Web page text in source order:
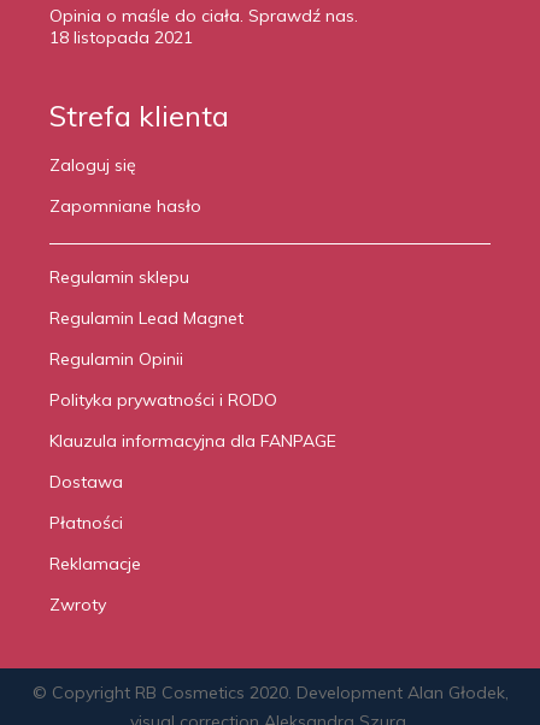
Opinia o maśle do ciała. Sprawdź nas.
18 listopada 2021
Strefa klienta
Zaloguj się
Zapomniane hasło
Regulamin sklepu
Regulamin Lead Magnet
Regulamin Opinii
Polityka prywatności i RODO
Klauzula informacyjna dla FANPAGE
Dostawa
Płatności
Reklamacje
Zwroty
© Copyright RB Cosmetics 2020. Development Alan Głodek,